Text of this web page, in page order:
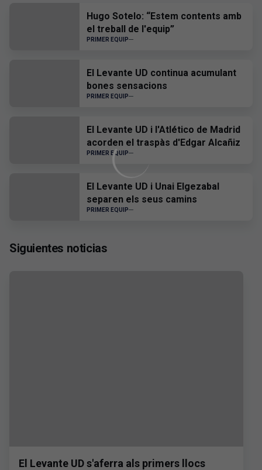
Hugo Sotelo: “Estem contents amb
el treball de l'equip”
PRIMER EQUIP
El Levante UD continua acumulant
bones sensacions
PRIMER EQUIP
El Levante UD i l'Atlético de Madrid
acorden el traspàs d'Edgar Alcañiz
PRIMER EQUIP
El Levante UD i Unai Elgezabal
separen els seus camins
PRIMER EQUIP
Siguientes noticias
El Levante UD s'aferra als primers llocs